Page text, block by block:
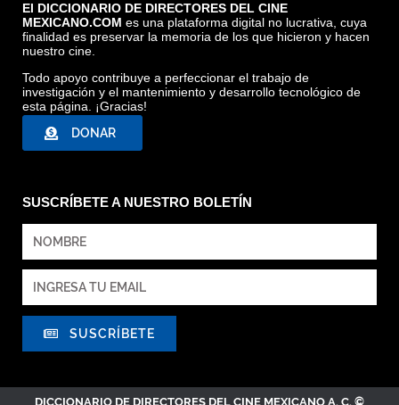
El DICCIONARIO DE DIRECTORES DEL CINE
MEXICANO.COM es una plataforma digital no lucrativa, cuya
finalidad es preservar la memoria de los que hicieron y hacen
nuestro cine.
Todo apoyo contribuye a perfeccionar el trabajo de
investigación y el mantenimiento y desarrollo tecnológico de
esta página. ¡Gracias!
DONAR
SUSCRÍBETE A NUESTRO BOLETÍN
SUSCRÍBETE
DICCIONARIO DE DIRECTORES DEL CINE MEXICANO A. C. ©